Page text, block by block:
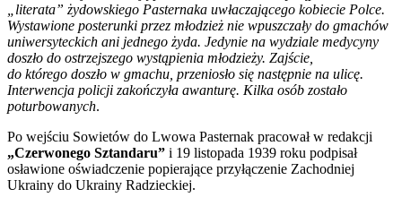
„literata” żydowskiego Pasternaka uwłaczającego kobiecie Polce.
Wystawione posterunki przez młodzież nie wpuszczały do gmachów
uniwersyteckich ani jednego żyda. Jedynie na wydziale medycyny
doszło do ostrzejszego wystąpienia młodzieży. Zajście,
do którego doszło w gmachu, przeniosło się następnie na ulicę.
Interwencja policji zakończyła awanturę. Kilka osób zostało
poturbowanych.
Po wejściu Sowietów do Lwowa Pasternak pracował w redakcji
„Czerwonego Sztandaru” i 19 listopada 1939 roku podpisał
osławione oświadczenie popierające przyłączenie Zachodniej
Ukrainy do Ukrainy Radzieckiej.